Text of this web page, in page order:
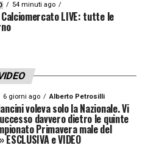
54 minuti ago
LIVE: tutte le
6 giorni ago Alberto Petrosilli
voleva solo la Nazionale. Vi
davvero dietro le quinte
Primavera male del
e VIDEO